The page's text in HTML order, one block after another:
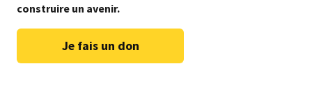
construire un avenir.
Je fais un don